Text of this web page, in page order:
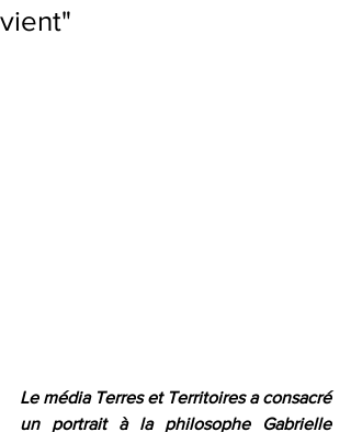
vient"
Le média Terres et Territoires a consacré
un portrait à la philosophe Gabrielle